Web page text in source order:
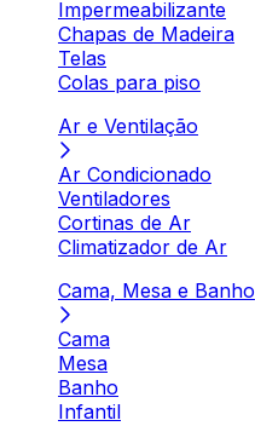
Impermeabilizante
Chapas de Madeira
Telas
Colas para piso
Ar e Ventilação
Ar Condicionado
Ventiladores
Cortinas de Ar
Climatizador de Ar
Cama, Mesa e Banho
Cama
Mesa
Banho
Infantil